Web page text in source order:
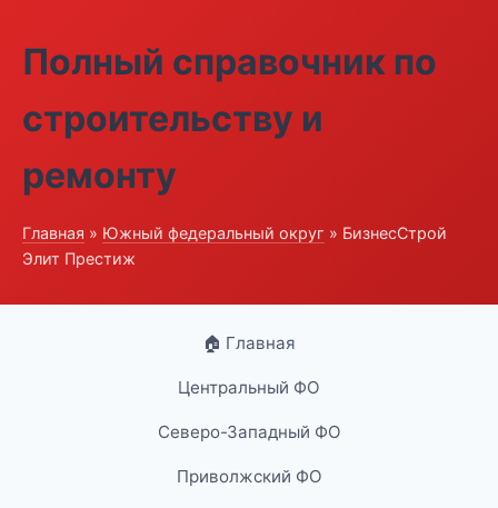
Полный справочник по
строительству и
ремонту
Главная » Южный федеральный округ » БизнесСтрой
Элит Престиж
🏠 Главная
Центральный ФО
Северо-Западный ФО
Приволжский ФО